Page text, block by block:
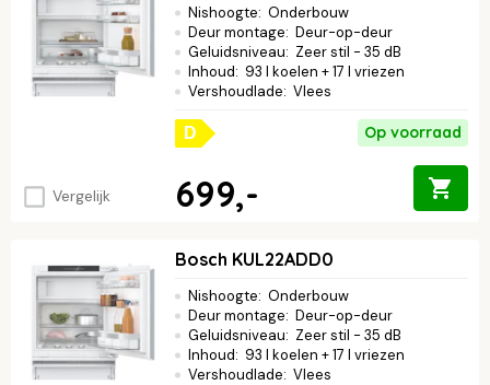
Vergelijk
Nishoogte: Onderbouw
Deur montage: Deur-op-deur
Geluidsniveau: Zeer stil - 35 dB
Inhoud: 93 l koelen + 17 l vriezen
Vershoudlade: Vlees
D Op voorraad
699,-
Bosch KUL22ADD0
Nishoogte: Onderbouw
Deur montage: Deur-op-deur
Geluidsniveau: Zeer stil - 35 dB
Inhoud: 93 l koelen + 17 l vriezen
Vershoudlade: Vlees